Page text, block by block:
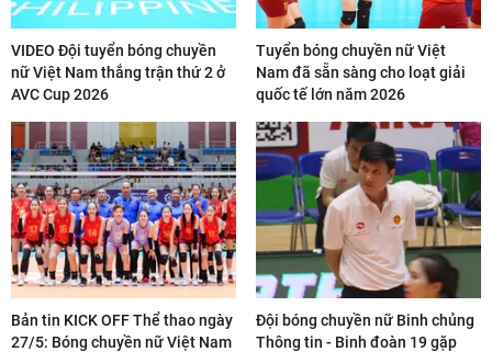
VIDEO Đội tuyển bóng chuyền
nữ Việt Nam thắng trận thứ 2 ở
AVC Cup 2026
Tuyển bóng chuyền nữ Việt
Nam đã sẵn sàng cho loạt giải
quốc tế lớn năm 2026
Bản tin KICK OFF Thể thao ngày
27/5: Bóng chuyền nữ Việt Nam
Đội bóng chuyền nữ Binh chủng
Thông tin - Binh đoàn 19 gặp